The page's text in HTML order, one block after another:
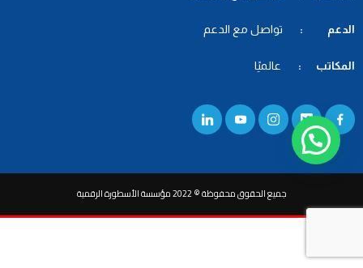
الدعم : تواصل مع الدعم
المكاتب : عالميًا
جميع الحقوق محفوظة © 2022 مؤسسة الأسطورة الرقمية